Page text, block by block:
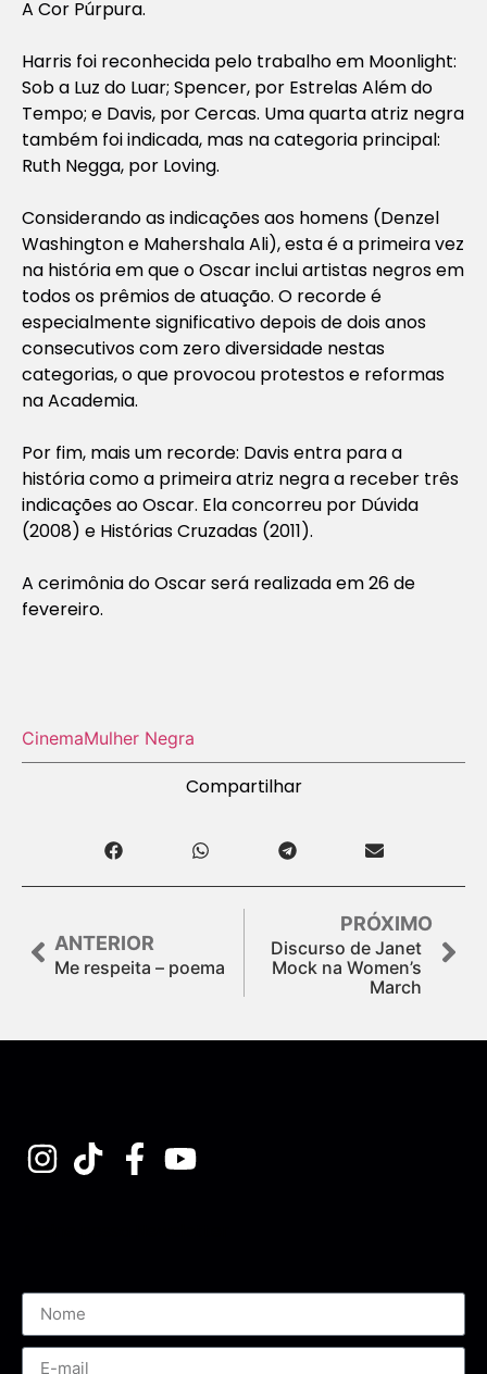
A Cor Púrpura.
Harris foi reconhecida pelo trabalho em Moonlight:
Sob a Luz do Luar; Spencer, por Estrelas Além do
Tempo; e Davis, porCercas. Uma quarta atriz negra
também foi indicada, mas na categoria principal:
Ruth Negga, por Loving.
Considerando as indicações aos homens (Denzel
Washington e Mahershala Ali), esta é a primeira vez
na história em que o Oscar inclui artistas negros em
todos os prêmios de atuação. O recorde é
especialmente significativo depois de dois anos
consecutivos com zero diversidade nestas
categorias, o que provocou protestos e reformas
na Academia.
Por fim, mais um recorde: Davis entra para a
história como a primeira atriz negra a receber três
indicações ao Oscar. Ela concorreu por Dúvida
(2008) e Histórias Cruzadas (2011).
A cerimônia do Oscar será realizada em 26 de
fevereiro.
CinemaMulher Negra
Compartilhar
ANTERIOR
Me respeita – poema
PRÓXIMO
Discurso de Janet
Mock na Women’s
March